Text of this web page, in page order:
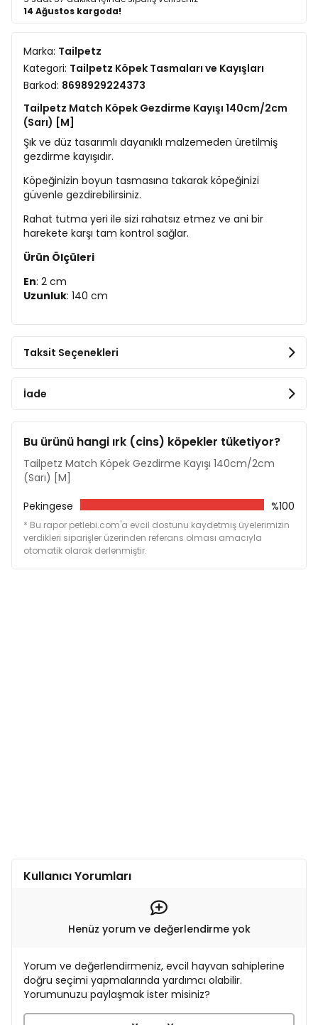
14 Ağustos kargoda!
Marka: Tailpetz
Kategori: Tailpetz Köpek Tasmaları ve Kayışları
Barkod: 8698929224373
Tailpetz Match Köpek Gezdirme Kayışı 140cm/2cm
(Sarı) [M]
Şık ve düz tasarımlı dayanıklı malzemeden üretilmiş
gezdirme kayışıdır.
Köpeğinizin boyun tasmasına takarak köpeğinizi
güvenle gezdirebilirsiniz.
Rahat tutma yeri ile sizi rahatsız etmez ve ani bir
harekete karşı tam kontrol sağlar.
Ürün Ölçüleri
En: 2 cm
Uzunluk: 140 cm
Taksit Seçenekleri
İade
Bu ürünü hangi ırk (cins) köpekler tüketiyor?
Tailpetz Match Köpek Gezdirme Kayışı 140cm/2cm
(Sarı) [M]
Pekingese
%100
* Bu rapor petlebi.com'a evcil dostunu kaydetmiş üyelerimizin
verdikleri siparişler üzerinden referans olması amacıyla
otomatik olarak derlenmiştir.
Kullanıcı Yorumları
Henüz yorum ve değerlendirme yok
Yorum ve değerlendirmeniz, evcil hayvan sahiplerine
doğru seçimi yapmalarında yardımcı olabilir.
Yorumunuzu paylaşmak ister misiniz?